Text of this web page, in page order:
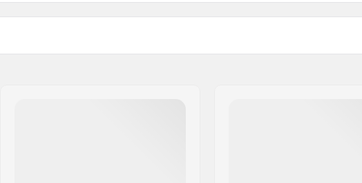
Half link Vikt: